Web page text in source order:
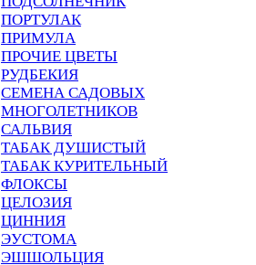
ПОРТУЛАК
ПРИМУЛА
ПРОЧИЕ ЦВЕТЫ
РУДБЕКИЯ
СЕМЕНА САДОВЫХ
МНОГОЛЕТНИКОВ
САЛЬВИЯ
ТАБАК ДУШИСТЫЙ
ТАБАК КУРИТЕЛЬНЫЙ
ФЛОКСЫ
ЦЕЛОЗИЯ
ЦИННИЯ
ЭУСТОМА
ЭШШОЛЬЦИЯ